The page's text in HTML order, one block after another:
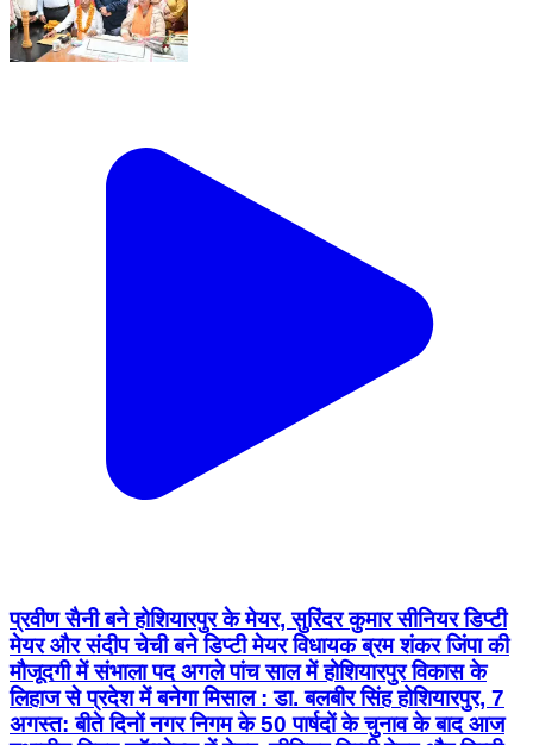
प्रवीण सैनी बने होशियारपुर के मेयर, सुरिंदर कुमार सीनियर डिप्टी
मेयर और संदीप चेची बने डिप्टी मेयर विधायक ब्रम शंकर जिंपा की
मौजूदगी में संभाला पद अगले पांच साल में होशियारपुर विकास के
लिहाज से प्रदेश में बनेगा मिसाल : डा. बलबीर सिंह होशियारपुर, 7
अगस्त: बीते दिनों नगर निगम के 50 पार्षदों के चुनाव के बाद आज